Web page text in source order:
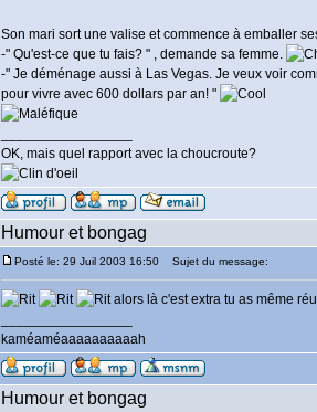
Son mari sort une valise et commence à emballer
-" Qu'est-ce que tu fais? " , demande sa femme.
-" Je déménage aussi à Las Vegas. Je veux voir
pour vivre avec 600 dollars par an! "
OK, mais quel rapport avec la choucroute?
Humour et bongag
Posté le: 29 Juil 2003 16:50 Sujet du message:
alors là c'est extra tu as même
kaméaméaaaaaaaaaah
Humour et bongag